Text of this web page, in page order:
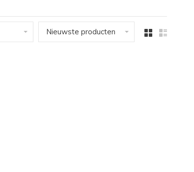
Nieuwste producten